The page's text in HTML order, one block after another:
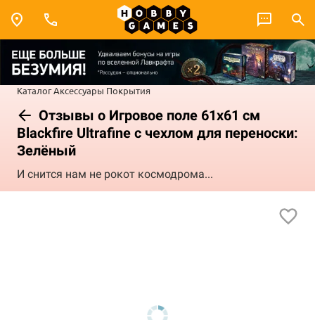
КаталогАксессуары Покрытия
Отзывы о Игровое поле 61x61 см
Blackfire Ultrafine с чехлом для переноски:
Зелёный
И снится нам не рокот космодрома...